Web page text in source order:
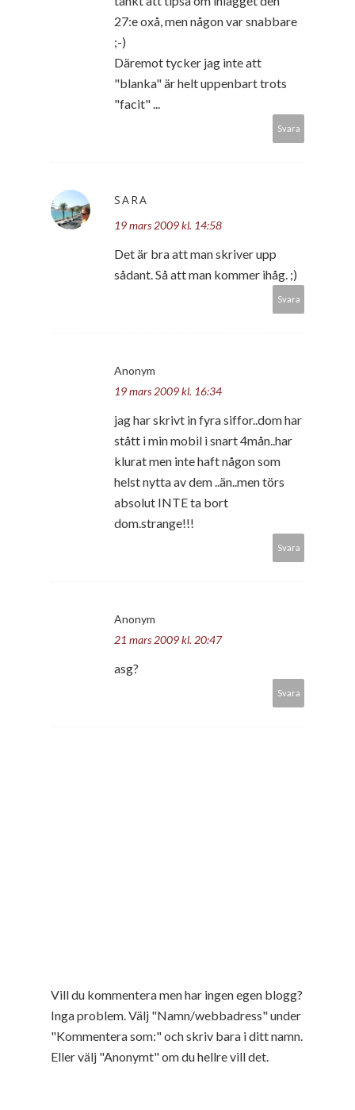
27:e oxå, men någon var snabbare
;-)
Däremot tycker jag inte att
"blanka" är helt uppenbart trots
"facit" ...
Svara
SARA
19 mars 2009 kl. 14:58
Det är bra att man skriver upp
sådant. Så att man kommer ihåg. ;)
Svara
Anonym
19 mars 2009 kl. 16:34
jag har skrivt in fyra siffor..dom har
stått i min mobil i snart 4mån..har
klurat men inte haft någon som
helst nytta av dem ..än..men törs
absolut INTE ta bort
dom.strange!!!
Svara
Anonym
21 mars 2009 kl. 20:47
asg?
Svara
Vill du kommentera men har ingen egen blogg?
Inga problem. Välj "Namn/webbadress" under
"Kommentera som:" och skriv bara i ditt namn.
Eller välj "Anonymt" om du hellre vill det.